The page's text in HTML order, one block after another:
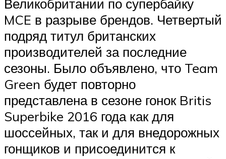
Великобритании по супербайку
MCE в разрыве брендов. Четвертый
подряд титул британских
производителей за последние
сезоны. Было объявлено, что Team
Green будет повторно
представлена ​​в сезоне гонок Britis
Superbike 2016 года как для
шоссейных, так и для внедорожных
гонщиков и присоединится к